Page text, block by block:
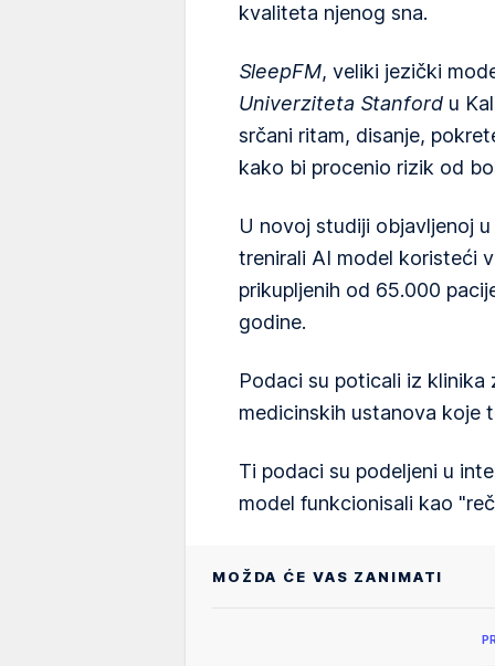
kvaliteta njenog sna.
SleepFM, veliki jezički
Univerziteta Stanford u
srčani ritam, disanje,
kako bi procenio rizik od
U novoj studiji objavljenoj u
trenirali AI model koristeći
prikupljenih od 65.000
godine.
Podaci su poticali iz klinika
medicinskih ustanova koje
Ti podaci su podeljeni u
model funkcionisali kao
MOŽDA ĆE VAS ZANIMATI